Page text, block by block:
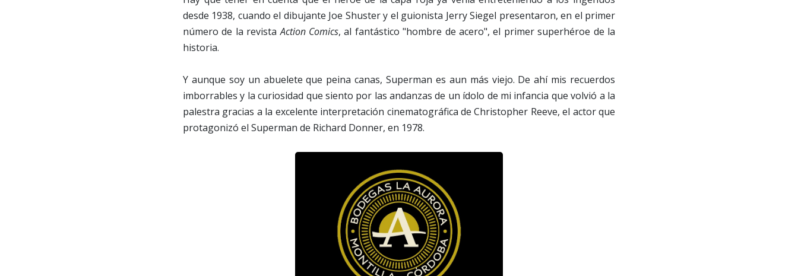
desde 1938, cuando el dibujante Joe Shuster y el guionista Jerry Siegel presentaron, en el primer
número de la revistaAction Comics, al fantástico "hombre de acero", el primer superhéroe de la
historia.
Y aunque soy un abuelete que peina canas, Superman es aun más viejo. De ahí mis recuerdos
imborrables y la curiosidad que siento por las andanzas de un ídolo de mi infancia que volvió a la
palestra gracias a la excelente interpretación cinematográfica de Christopher Reeve, el actor que
protagonizó el Superman de Richard Donner, en 1978.